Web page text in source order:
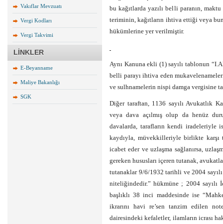
Vakıflar Mevzuatı
Vergi Kodları
Vergi Takvimi
LİNKLER
E-Beyanname
Maliye Bakanlığı
SGK
bu kağıtlarda yazılı belli paranın,
teriminin, kağıtların ihtiva ettiği veya
hükümlerine yer verilmiştir.
Aynı Kanuna ekli (1) sayılı tablonun
belli parayı ihtiva eden
ve sulhnamelerin nispi damga vergisine
Diğer taraftan, 1136 sayılı Avukatlık
veya dava açılmış olup da henüz
davalarda, tarafların kendi iradeleriyle
kaydıyla, müvekkilleriyle birlikte karşı
icabet eder ve uzlaşma sağlanırsa,
gereken hususları içeren tutanak,
tutanaklar 9/6/1932 tarihli ve 2004
niteliğindedir.” hükmüne ; 2004 sayılı
başlıklı 38 inci maddesinde ise
ikrarını havi re’sen tanzim edilen
dairesindeki kefaletler, ilamların icrası